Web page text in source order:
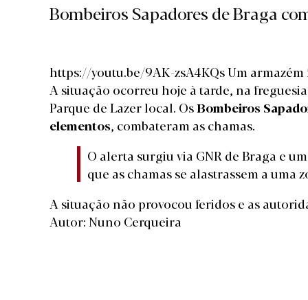
Bombeiros Sapadores de Braga
https://youtu.be/9AK-zsA4KQs Um
A situação ocorreu hoje à tarde, na
Parque de Lazer local. OsBombeiros
elementos, combateram as chamas.
O alerta surgiu via GNR de Braga e
que as chamas se alastrassem a
A situação não provocou feridos e as
Autor: Nuno Cerqueira